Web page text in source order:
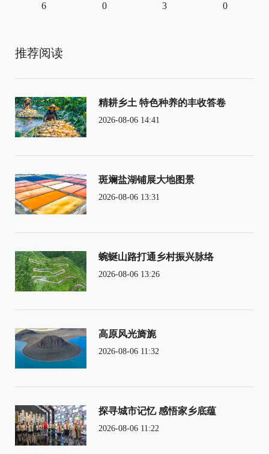
6 0 3 0
推荐阅读
精耕乡土 特色种养的丰收答卷
2026-08-06 14:41
斑斓盐湖铺展大地图景
2026-08-06 13:31
蜿蜒山路打通乡村振兴脉络
2026-08-06 13:26
高原风光旖旎
2026-08-06 11:32
探寻城市记忆 感悟家乡底蕴
2026-08-06 11:22